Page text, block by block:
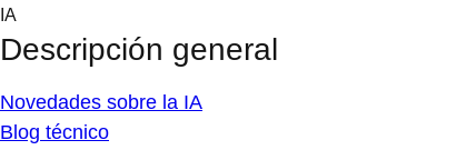
Skip
content
IA
Descripción general
Novedades sobre la IA
Blog técnico